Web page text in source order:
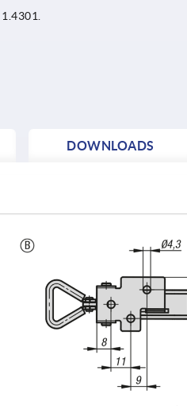
DOWNLOADS